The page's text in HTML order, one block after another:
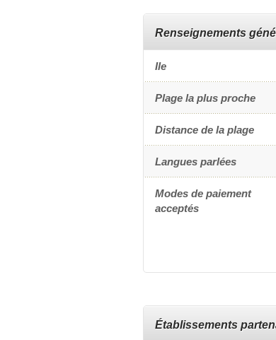
Renseignements
Ile
Plage la plus proche
Distance de la plage
Langues parlées
Modes de paiement
acceptés
Établissements